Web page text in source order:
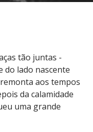
tão juntas -
do lado nascente
aos tempos
da calamidade
uma grande